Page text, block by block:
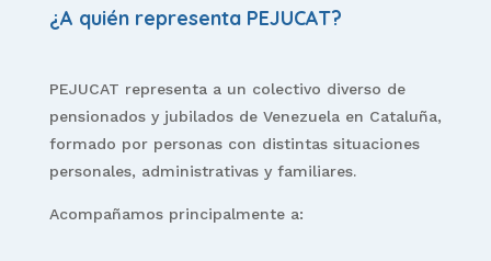
¿A quién representa PEJUCAT?
PEJUCAT representa a un colectivo diverso de
pensionados y jubilados de Venezuela en Cataluña,
formado por personas con distintas situaciones
personales, administrativas y familiares.
Acompañamos principalmente a: